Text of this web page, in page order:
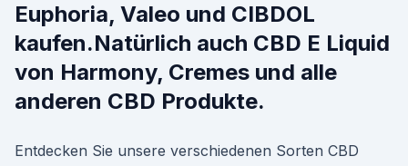
Euphoria, Valeo und CIBDOL
kaufen.Natürlich auch CBD E Liquid
von Harmony, Cremes und alle
anderen CBD Produkte.
Entdecken Sie unsere verschiedenen Sorten CBD